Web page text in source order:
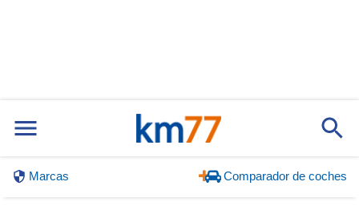
Marcas Comparador de coches